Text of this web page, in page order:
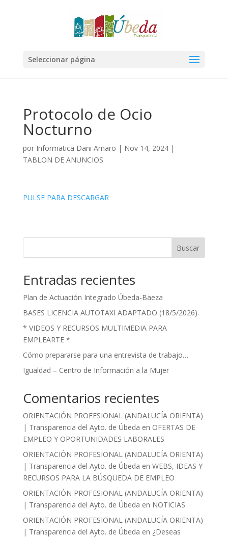
Seleccionar página
Protocolo de Ocio
Nocturno
por Informatica Dani Amaro | Nov 14, 2024|
TABLON DE ANUNCIOS
PULSE PARA DESCARGAR
Buscar
Entradas recientes
Plan de Actuación Integrado Úbeda-Baeza
BASES LICENCIA AUTOTAXI ADAPTADO (18/5/2026).
* VIDEOS Y RECURSOS MULTIMEDIA PARA
EMPLEARTE *
Cómo prepararse para una entrevista de trabajo…
Igualdad – Centro de Información a la Mujer
Comentarios recientes
ORIENTACIÓN PROFESIONAL (ANDALUCÍA ORIENTA)
| Transparencia del Ayto. de Úbeda en OFERTAS DE
EMPLEO Y OPORTUNIDADES LABORALES
ORIENTACIÓN PROFESIONAL (ANDALUCÍA ORIENTA)
| Transparencia del Ayto. de Úbeda en WEBS, IDEAS Y
RECURSOS PARA LA BÚSQUEDA DE EMPLEO
ORIENTACIÓN PROFESIONAL (ANDALUCÍA ORIENTA)
| Transparencia del Ayto. de Úbeda en NOTICIAS
ORIENTACIÓN PROFESIONAL (ANDALUCÍA ORIENTA)
| Transparencia del Ayto. de Úbeda en ¿Deseas